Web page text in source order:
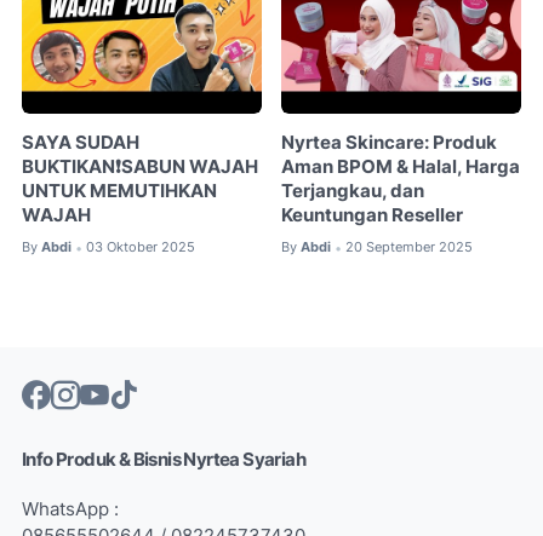
SAYA SUDAH
BUKTIKAN❗SABUN WAJAH
UNTUK MEMUTIHKAN
WAJAH
By Abdi • 03 Oktober 2025
Nyrtea Skincare: Produk
Aman BPOM & Halal, Harga
Terjangkau, dan
Keuntungan Reseller
By Abdi • 20 September 2025
Info Produk & Bisnis Nyrtea Syariah
WhatsApp :